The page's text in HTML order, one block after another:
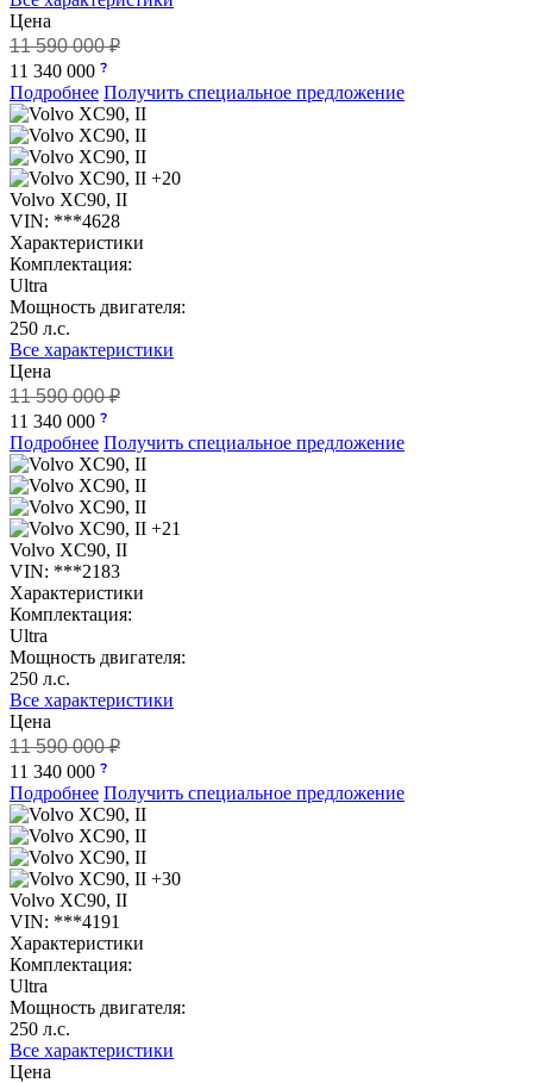
Цена
11 590 000 ₽
11 340 000
Подробнее Получить специальное предложение
+20
Volvo XC90, II
VIN: ***4628
Характеристики
Комплектация:
Ultra
Мощность двигателя:
250 л.с.
Все характеристики
Цена
11 590 000 ₽
11 340 000
Подробнее Получить специальное предложение
+21
Volvo XC90, II
VIN: ***2183
Характеристики
Комплектация:
Ultra
Мощность двигателя:
250 л.с.
Все характеристики
Цена
11 590 000 ₽
11 340 000
Подробнее Получить специальное предложение
+30
Volvo XC90, II
VIN: ***4191
Характеристики
Комплектация:
Ultra
Мощность двигателя:
250 л.с.
Все характеристики
Цена